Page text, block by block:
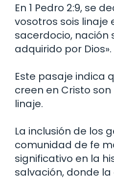
En 1 Pedro 2:9, se
vosotros sois linaje
sacerdocio, nación
adquirido por Dios».
Este pasaje indica
creen en Cristo
linaje.
La inclusión de los
comunidad de fe
significativo en la
salvación, donde